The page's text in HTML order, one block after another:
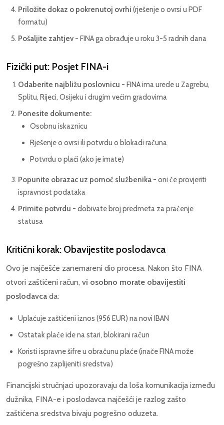
Priložite dokaz o pokrenutoj ovrhi (rješenje o ovrsi u PDF
formatu)
Pošaljite zahtjev - FINA ga obrađuje u roku 3-5 radnih dana
Fizički put: Posjet FINA-i
Odaberite najbližu poslovnicu - FINA ima urede u Zagrebu,
Splitu, Rijeci, Osijeku i drugim većim gradovima
Ponesite dokumente:
Osobnu iskaznicu
Rješenje o ovrsi ili potvrdu o blokadi računa
Potvrdu o plaći (ako je imate)
Popunite obrazac uz pomoć službenika - oni će provjeriti
ispravnost podataka
Primite potvrdu - dobivate broj predmeta za praćenje
statusa
Kritični korak: Obavijestite poslodavca
Ovo je najčešće zanemareni dio procesa. Nakon što FINA
otvori zaštićeni račun, vi osobno morate obavijestiti
poslodavca da:
Uplaćuje zaštićeni iznos (956 EUR) na novi IBAN
Ostatak plaće ide na stari, blokirani račun
Koristi ispravne šifre u obračunu plaće (inače FINA može
pogrešno zaplijeniti sredstva)
Financijski stručnjaci upozoravaju da loša komunikacija između
dužnika, FINA-e i poslodavca najčešći je razlog zašto
zaštićena sredstva bivaju pogrešno oduzeta.